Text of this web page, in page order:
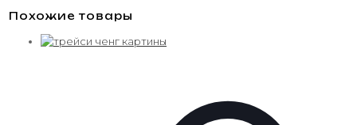
Похожие товары